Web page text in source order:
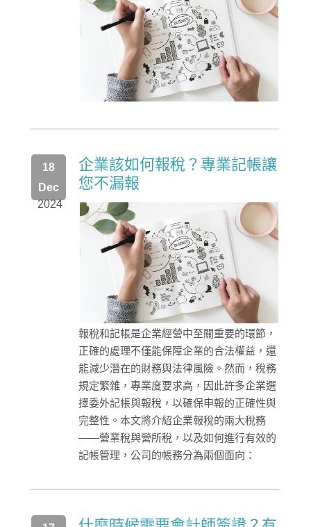
2024
18
Dec
企業該如何報稅？專業記帳讓
您不漏報
報稅和記帳是企業經營中至關重要的環節，
正確的處理不僅能保障企業的合法權益，還
能減少潛在的財務與法律風險。然而，稅務
規定繁雜，專業度要求高，因此許多企業選
擇委外記帳與報稅，以確保申報的正確性與
完整性。本文將介紹企業報稅的兩大稅務
——營業稅與營所稅，以及如何進行有效的
記帳管理，公司的帳務分為兩個面向：